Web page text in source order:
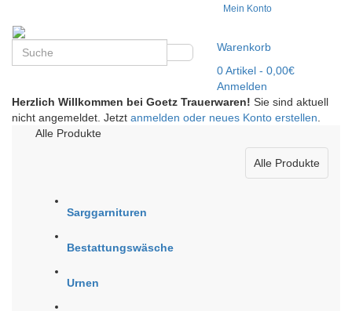
Mein Konto
Warenkorb
0Artikel - 0,00€
Anmelden
Herzlich Willkommen bei Goetz Trauerwaren! Sie sind aktuell
nicht angemeldet. Jetzt anmelden oder neues Konto erstellen
Alle Produkte
Alle Produkte
Sarggarnituren
Bestattungswäsche
Urnen